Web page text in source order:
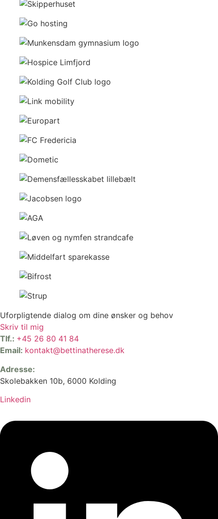
Uforpligtende dialog om dine ønsker og behov
Skriv til mig
Tlf.: +45 26 80 41 84
Email: kontakt@bettinatherese.dk
Adresse:
Skolebakken 10b, 6000 Kolding
Linkedin